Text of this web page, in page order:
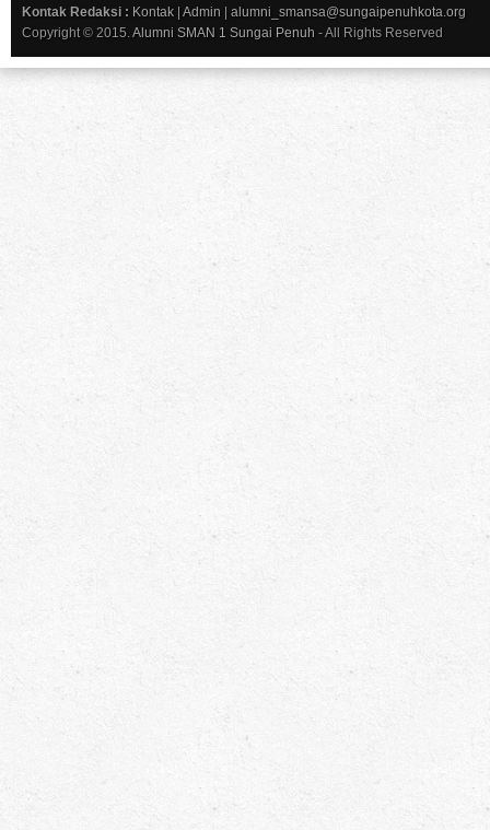
Kontak Redaksi : Kontak Admin
alumni_smansa@sungaipenuhkota.org
Copyright © 2015.Alumni SMAN 1 Sungai Penuh - All Rights Reserved